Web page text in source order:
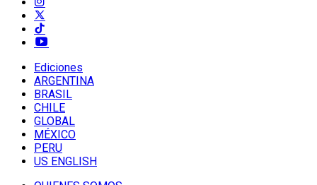
Ediciones
ARGENTINA
BRASIL
CHILE
GLOBAL
MÉXICO
PERU
US ENGLISH